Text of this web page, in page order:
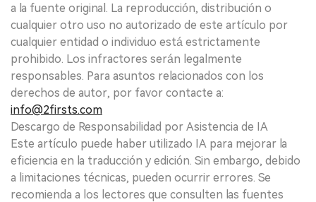
a la fuente original. La reproducción, distribución o
cualquier otro uso no autorizado de este artículo por
cualquier entidad o individuo está estrictamente
prohibido. Los infractores serán legalmente
responsables. Para asuntos relacionados con los
derechos de autor, por favor contacte a:
info@2firsts.com
Descargo de Responsabilidad por Asistencia de IA
Este artículo puede haber utilizado IA para mejorar la
eficiencia en la traducción y edición. Sin embargo, debido
a limitaciones técnicas, pueden ocurrir errores. Se
recomienda a los lectores que consulten las fuentes